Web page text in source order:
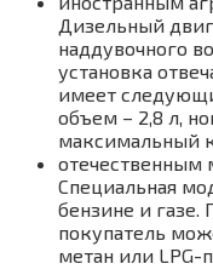
Дизельный
наддувочного
установка
имеет
объем – 2,8 л,
максимальный
отечественным
Специальная
бензине и газе.
покупатель
метан или LPG-